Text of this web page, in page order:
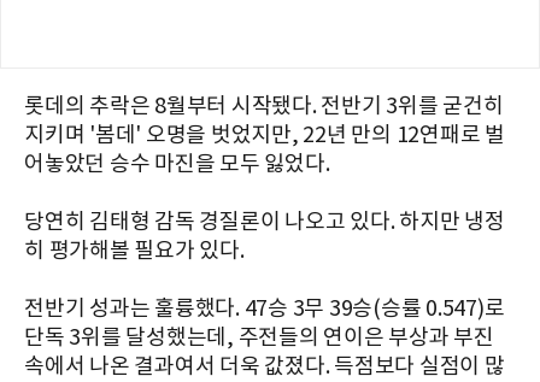
롯데의 추락은 8월부터 시작됐다. 전반기 3위를 굳건히
지키며 '봄데' 오명을 벗었지만, 22년 만의 12연패로 벌
어놓았던 승수 마진을 모두 잃었다.
당연히 김태형 감독 경질론이 나오고 있다. 하지만 냉정
히 평가해볼 필요가 있다.
전반기 성과는 훌륭했다. 47승 3무 39승(승률 0.547)로
단독 3위를 달성했는데, 주전들의 연이은 부상과 부진
속에서 나온 결과여서 더욱 값졌다. 득점보다 실점이 많